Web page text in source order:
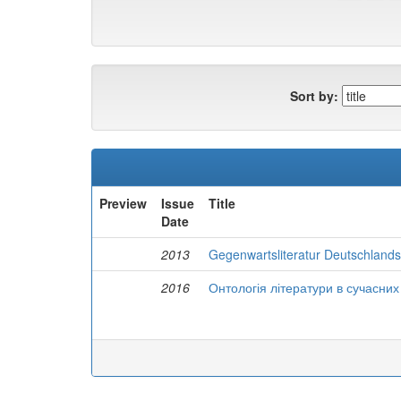
Sort by:
Preview
Issue
Date
Title
2013 Gegenwartsliteratur Deutschlands
2016
Онтологія літератури в